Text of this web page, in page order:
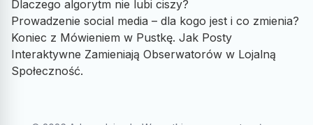
Dlaczego algorytm nie lubi ciszy?
Prowadzenie social media – dla kogo jest i co zmienia?
Koniec z Mówieniem w Pustkę. Jak Posty
Interaktywne Zamieniają Obserwatorów w Lojalną
Społeczność.